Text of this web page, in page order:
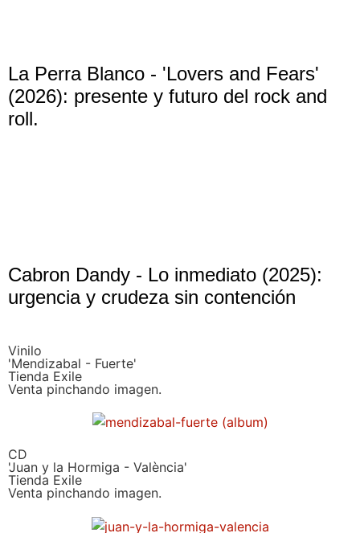
La Perra Blanco - 'Lovers and Fears'
(2026): presente y futuro del rock and
roll.
Cabron Dandy - Lo inmediato (2025):
urgencia y crudeza sin contención
Vinilo
'Mendizabal - Fuerte'
Tienda Exile
Venta pinchando imagen.
CD
'Juan y la Hormiga - València'
Tienda Exile
Venta pinchando imagen.